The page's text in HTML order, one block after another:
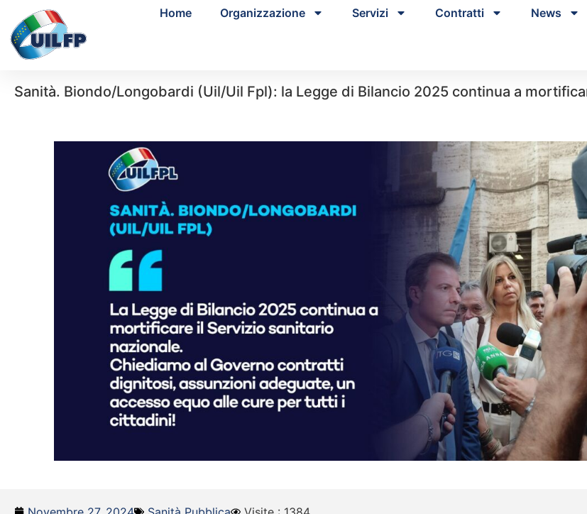
Home Organizzazione Servizi Contratti News
Sanità. Biondo/Longobardi (Uil/Uil Fpl): la Legge di Bilancio 2025 continua a